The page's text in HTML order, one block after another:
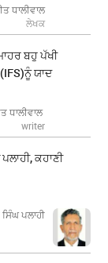
ਧਾਲੀਵਾਲ
ਲੇਖਕ
ਬਹੁ ਪੱਖੀ
ਯਾਦ
ਧਾਲੀਵਾਲ
writer
ਕਹਾਣੀ
ਪਲਾਹੀ